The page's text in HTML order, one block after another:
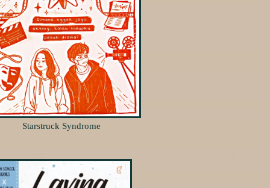
Starstruck Syndrome